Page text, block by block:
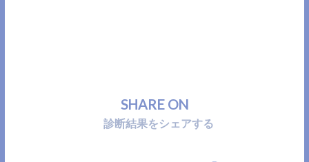
SHARE ON
診断結果をシェアする